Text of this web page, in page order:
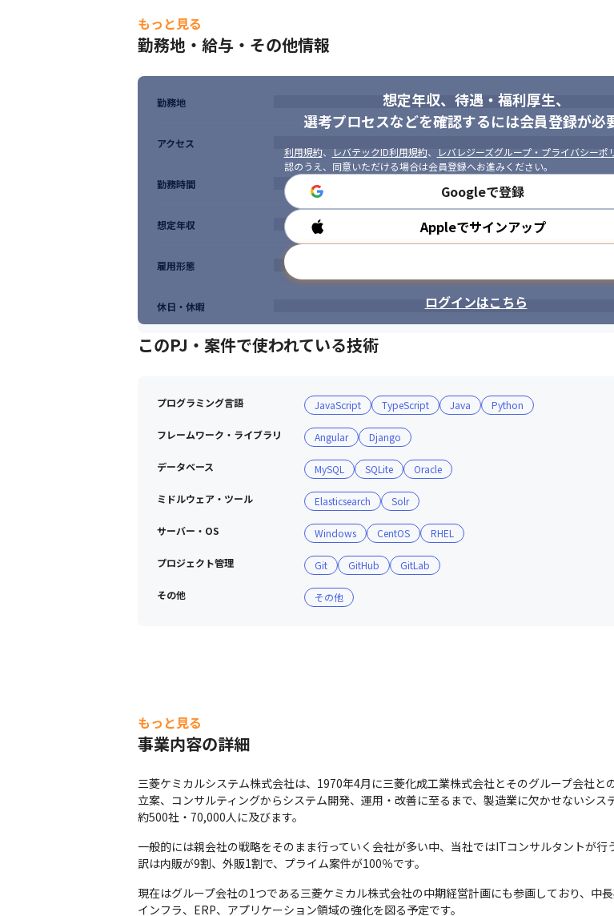
もっと見る
勤務地・給与・その他情報
想定年収、待遇・福利厚生、
選考プロセスなどを確認するには会員登録が必
利用規約、 レバテックID利用規約、 レバレジーズグループ・プライバシーポ
認のうえ、同意いただける場合は会員登録へお進みください。
Googleで登録
Appleでサインアップ
ログインはこちら
勤務地
アクセス
勤務時間
想定年収
雇用形態
休日・休暇
このPJ・案件で使われている技術
プログラミング言語 JavaScript TypeScript Java Python
フレームワーク・ライブラリ Angular Django
データベース MySQL SQLite Oracle
ミドルウェア・ツール Elasticsearch Solr
サーバー・OS Windows CentOS RHEL
プロジェクト管理 Git GitHub GitLab
その他 その他
もっと見る
事業内容の詳細
三菱ケミカルシステム株式会社は、1970年4月に三菱化成工業株式会社とそのグループ会社
立案、コンサルティングからシステム開発、運用・改善に至るまで、製造業に欠かせないシス
約500社・70,000人に及びます。
一般的には親会社の戦略をそのまま行っていく会社が多い中、当社ではITコンサルタントが
訳は内販が9割、外販1割で、プライム案件が100％です。
現在はグループ会社の1つである三菱ケミカル株式会社の中期経営計画にも参画しており、中
インフラ、ERP、アプリケーション領域の強化を図る予定です。